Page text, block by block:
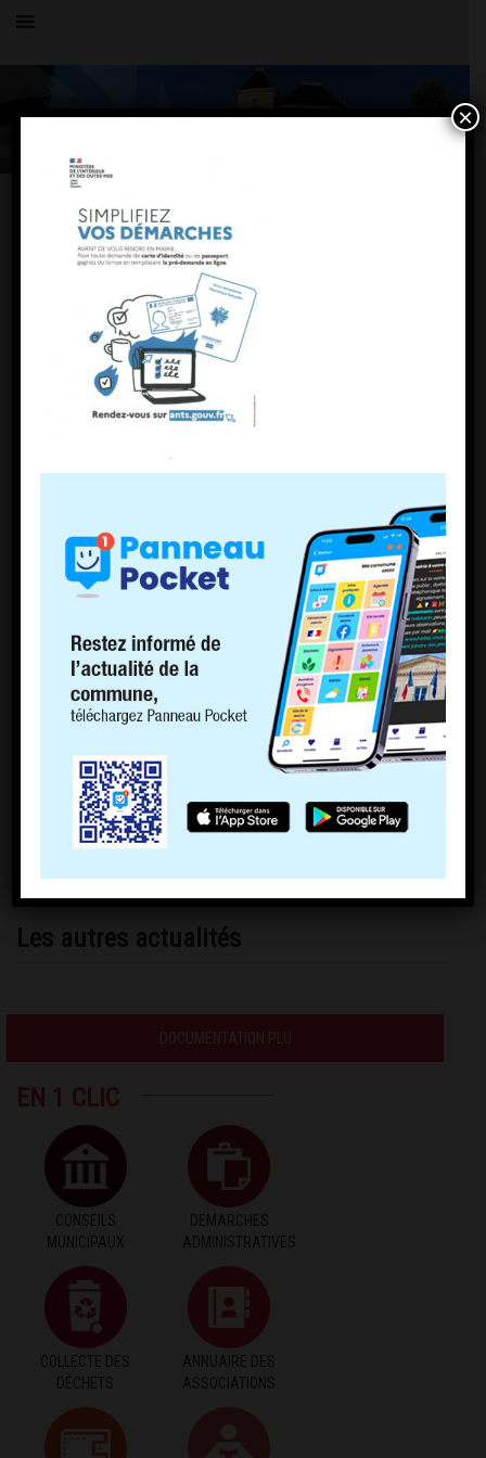
Toutes les actualités
LE VILLAGE
ANTS CNI Passeport
Les autres actualités
DOCUMENTATION PLU
EN 1 CLIC
CONSEILS
MUNICIPAUX
DEMARCHES
ADMINISTRATIVES
COLLECTE DES
DÉCHETS
ANNUAIRE DES
ASSOCIATIONS
×